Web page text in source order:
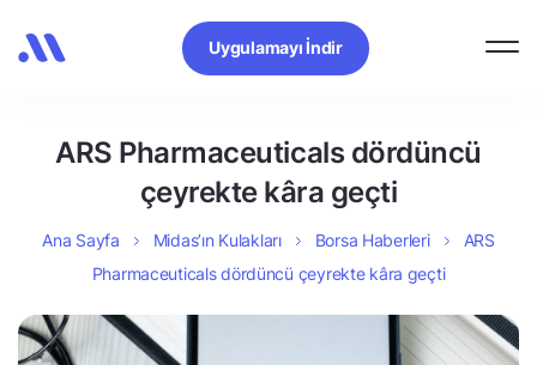
Uygulamayı İndir
ARS Pharmaceuticals dördüncü
çeyrekte kâra geçti
Ana Sayfa Midas’ın Kulakları Borsa Haberleri
ARS
Pharmaceuticals dördüncü çeyrekte kâra geçti